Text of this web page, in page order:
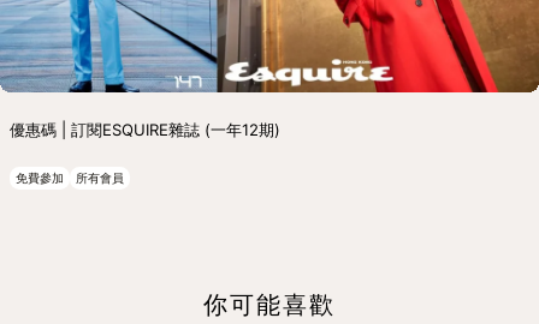
優惠碼 | 訂閱ESQUIRE雜誌 (一年12期)
免費參加 所有會員
你可能喜歡